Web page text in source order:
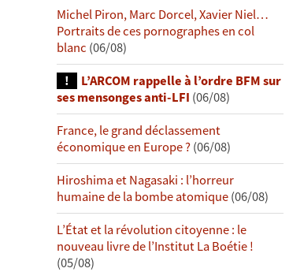
Michel Piron, Marc Dorcel, Xavier Niel…
Portraits de ces pornographes en col
blanc (06/08)
L’ARCOM rappelle à l’ordre BFM sur
ses mensonges anti-LFI (06/08)
France, le grand déclassement
économique en Europe ?(06/08)
Hiroshima et Nagasaki : l’horreur
humaine de la bombe atomique(06/08)
L’État et la révolution citoyenne : le
nouveau livre de l’Institut La Boétie !
(05/08)